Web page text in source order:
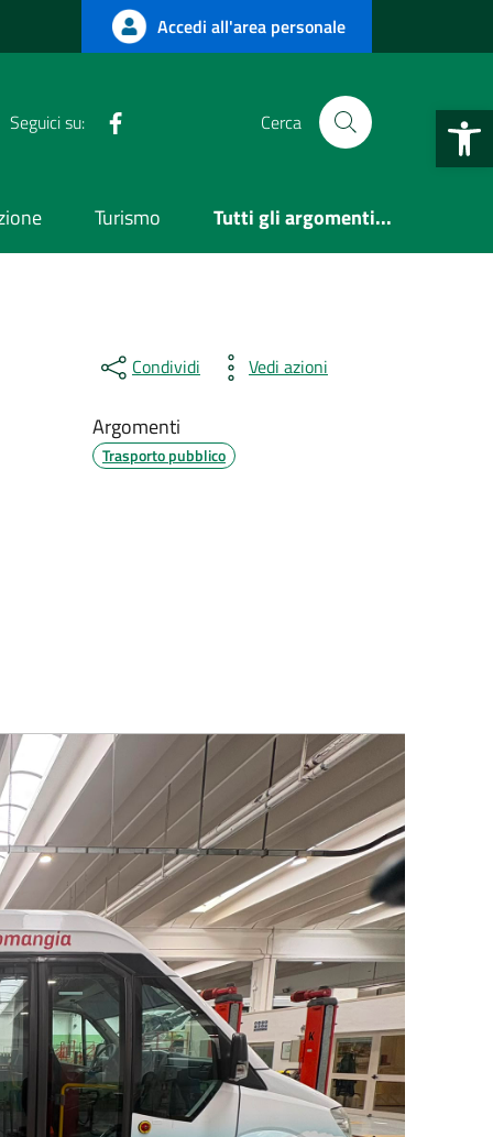
Apri la
Accedi all'area personale
Seguici su: Cerca
Turismo Tutti gli argomenti...
Condividi Vedi azioni
Argomenti
Trasporto pubblico